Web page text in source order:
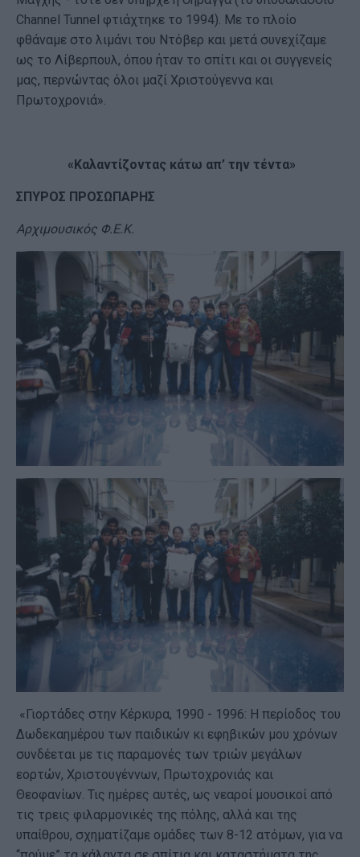
Channel Tunnel φτιάχτηκε το 1994). Με το πλοίο
φθάναμε στο λιμάνι του Ντόβερ και μετά συνεχίζαμε
ως το Λίβερπουλ, όπου ήταν το σπίτι και οι συγγενείς
μας, περνώντας όλοι μαζί Χριστούγεννα και
Πρωτοχρονιά».
«Καλαντίζοντας κάτω απ’ την τέντα»
ΣΠΥΡΟΣ ΠΡΟΣΩΠΑΡΗΣ
Αρχιμουσικός Φ.Ε.Κ.
«Γιορτάδες στην Κέρκυρα, 1990 - 1996: Η περίοδος του
Δωδεκαημέρου των παιδικών κι εφηβικών μου χρόνων
συνδέεται με τις παραμονές των τριών μεγάλων
εορτών, Χριστουγέννων, Πρωτοχρονιάς και
Θεοφανίων. Τις ημέρες αυτές, ως νεαροί μουσικοί από
τις τρεις φιλαρμονικές της πόλης, αλλά και της
υπαίθρου, σχηματίζαμε ομάδες των 8-12 ατόμων, για να